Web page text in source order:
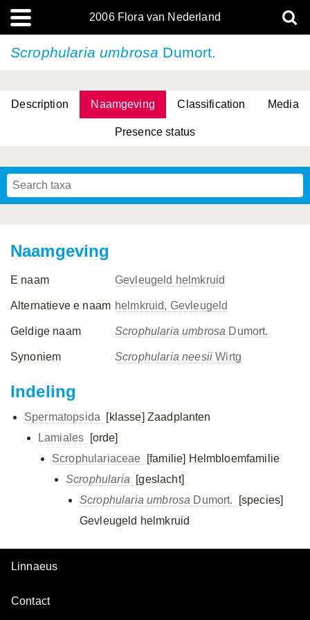
2006 Flora van Nederland
Scrophularia umbrosa Dumort.
Description Naamgeving Classification Media
Presence status
Naamgeving
E naam Gevleugeld helmkruid
Alternatieve e naam helmkruid, Gevleugeld
Geldige naam Scrophularia umbrosa Dumort.
Synoniem Scrophularia neesii Wirtg
Indeling
Spermatopsida [klasse] Zaadplanten
Lamiales
[orde]
Scrophulariaceae
[familie] Helmbloemfamilie
Scrophularia
[geslacht]
Scrophularia umbrosa Dumort.
[species]
Gevleugeld helmkruid
Linnaeus
Contact